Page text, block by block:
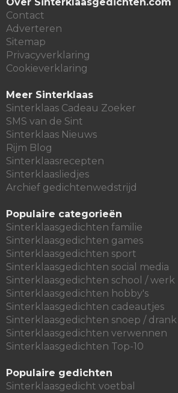
Contact
Adverteren
Sitemap
Privacyverklaring
Cookieverklaring
Meer Sinterklaas
Sinterklaas Cadeau Zoeker
SMS van de Sint
Sinterklaas Nieuws
Rijm Blog
Sinterklaasrecepten
Sinterklaasliedjes
Archief gedichtenwedstrijd
Populaire categorieën
Sinterklaasgedichten familie
Sinterklaasgedichten games
Sinterklaasgedichten sport
Sinterklaasgedichten social media
Sinterklaasgedichten school / werk
Sinterklaasgedichten hobby's
Sinterklaasgedichten cadeautjes
Sinterklaasgedichten snoep / drank
Sinterklaasgedichten verwennen
Sinterklaasgedichten Top-10
Populaire gedichten
Sinterklaasgedicht voetbal